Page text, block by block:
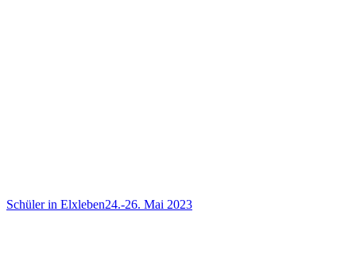
Schüler in Elxleben24.-26. Mai 2023